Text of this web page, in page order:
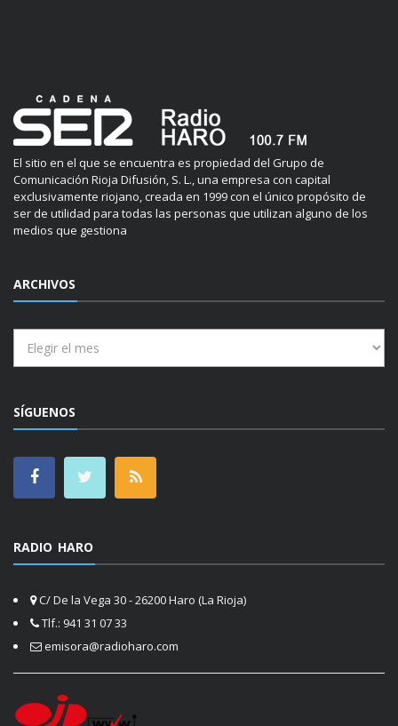
El sitio en el que se encuentra es propiedad del Grupo de
Comunicación Rioja Difusión, S. L., una empresa con capital
exclusivamente riojano, creada en 1999 con el único propósito de
ser de utilidad para todas las personas que utilizan alguno de los
medios que gestiona
ARCHIVOS
SÍGUENOS
RADIO HARO
C/ De la Vega 30 - 26200 Haro (La Rioja)
Tlf.: 941 31 07 33
emisora@radioharo.com